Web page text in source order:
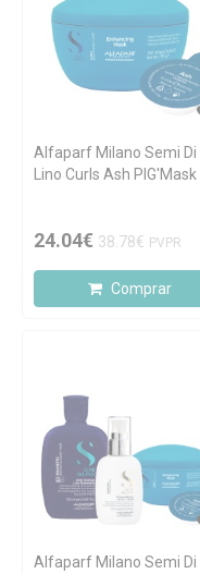
Alfaparf Milano Semi Di
Lino Curls Ash PIG'Mask
24.04€ 38.78€ PVPR
Comprar
Alfaparf Milano Semi Di